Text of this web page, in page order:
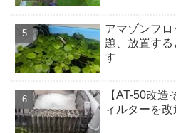
アマゾンフ
題、放置する
す
【AT-50改
ィルターを